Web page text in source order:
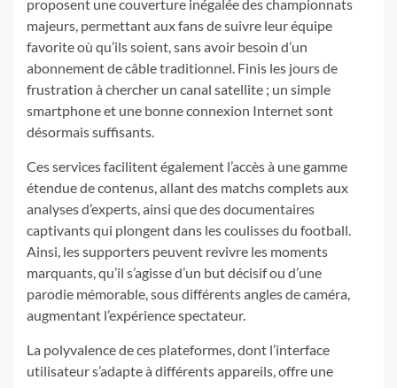
proposent une couverture inégalée des championnats
majeurs, permettant aux fans de suivre leur équipe
favorite où qu’ils soient, sans avoir besoin d’un
abonnement de câble traditionnel. Finis les jours de
frustration à chercher un canal satellite ; un simple
smartphone et une bonne connexion Internet sont
désormais suffisants.
Ces services facilitent également l’accès à une gamme
étendue de contenus, allant des matchs complets aux
analyses d’experts, ainsi que des documentaires
captivants qui plongent dans les coulisses du football.
Ainsi, les supporters peuvent revivre les moments
marquants, qu’il s’agisse d’un but décisif ou d’une
parodie mémorable, sous différents angles de caméra,
augmentant l’expérience spectateur.
La polyvalence de ces plateformes, dont l’interface
utilisateur s’adapte à différents appareils, offre une